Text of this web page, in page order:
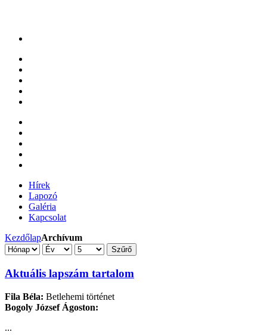
Hírek
Lapozó
Galéria
Kapcsolat
KezdőlapArchívum
Szűrő
Aktuális lapszám tartalom
Fila Béla: Betlehemi történet
Bogoly József Ágoston:
...